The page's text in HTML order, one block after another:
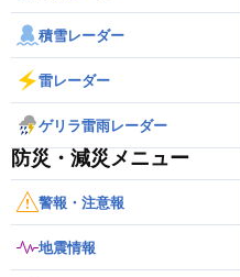
積雪レーダー
雷レーダー
ゲリラ雷雨レーダー
防災・減災メニュー
警報・注意報
地震情報